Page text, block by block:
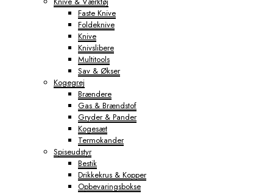
Faste Knive
Foldeknive
Knive
Knivslibere
Multitools
Sav & Økser
Kogegrej
Brændere
Gas & Brændstof
Gryder & Pander
Kogesæt
Termokander
Spiseudstyr
Bestik
Drikkekrus & Kopper
Opbevaringsbokse